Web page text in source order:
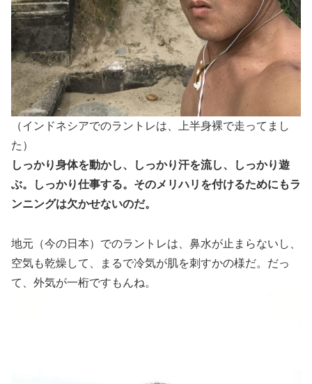
（インドネシアでのラントレは、上半身裸で走ってまし
た）
しっかり身体を動かし、しっかり汗を流し、しっかり遊
ぶ。しっかり仕事する。そのメリハリを付けるためにもラ
ンニングは欠かせないのだ。
地元（今の日本）でのラントレは、鼻水が止まらないし、
空気も乾燥して、まるで冷気が肌を刺すかの様だ。だっ
て、外気が一桁ですもんね。